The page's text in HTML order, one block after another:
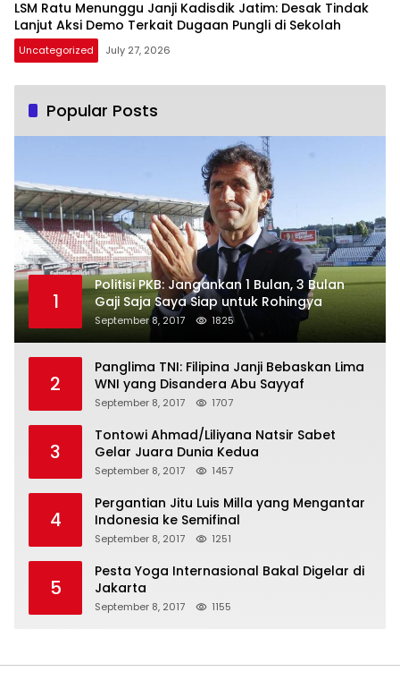
LSM Ratu Menunggu Janji Kadisdik Jatim: Desak Tindak
Lanjut Aksi Demo Terkait Dugaan Pungli di Sekolah
Uncategorized July 27, 2026
Popular Posts
1
Politisi PKB: Jangankan 1 Bulan, 3 Bulan
Gaji Saja Saya Siap untuk Rohingya
September 8, 2017 1825
2
Panglima TNI: Filipina Janji Bebaskan Lima
WNI yang Disandera Abu Sayyaf
September 8, 2017 1707
3
Tontowi Ahmad/Liliyana Natsir Sabet
Gelar Juara Dunia Kedua
September 8, 2017 1457
4
Pergantian Jitu Luis Milla yang Mengantar
Indonesia ke Semifinal
September 8, 2017 1251
5
Pesta Yoga Internasional Bakal Digelar di
Jakarta
September 8, 2017 1155